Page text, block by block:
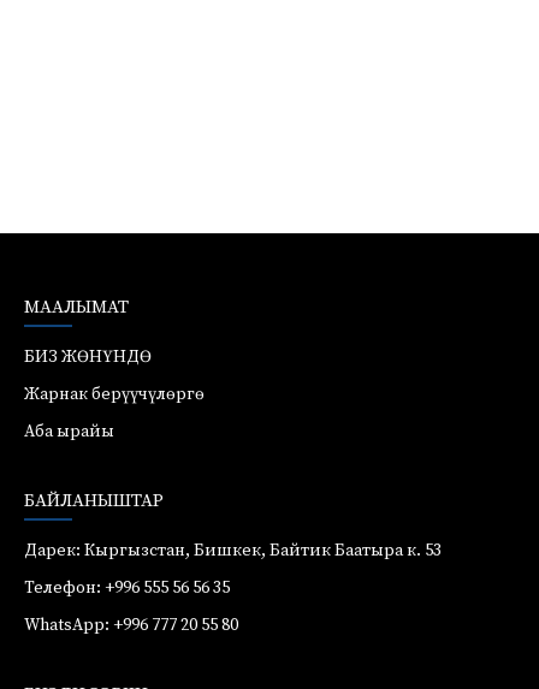
МААЛЫМАТ
БИЗ ЖӨНҮНДӨ
Жарнак берүүчүлөргө
Аба ырайы
БАЙЛАНЫШТАР
Дарек: Кыргызстан, Бишкек, Байтик Баатыра к. 53
Телефон: +996 555 56 56 35
WhatsApp: +996 777 20 55 80